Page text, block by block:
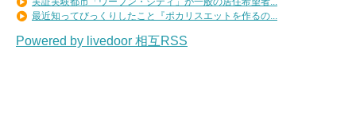
最近知ってびっくりしたこと『ポカリスエットを作るの...
Powered by livedoor 相互RSS